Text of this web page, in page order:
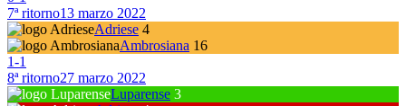
7ª ritorno13 marzo 2022
Adriese 4
Ambrosiana 16
1-1
8ª ritorno27 marzo 2022
Luparense 3